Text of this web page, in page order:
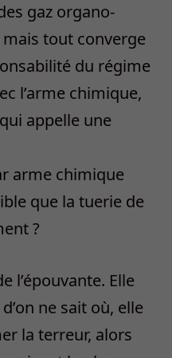
gaz organo-
tout converge
du régime
l’arme chimique,
appelle une
arme chimique
que la tuerie de
?
l’épouvante. Elle
ne sait où, elle
la terreur, alors